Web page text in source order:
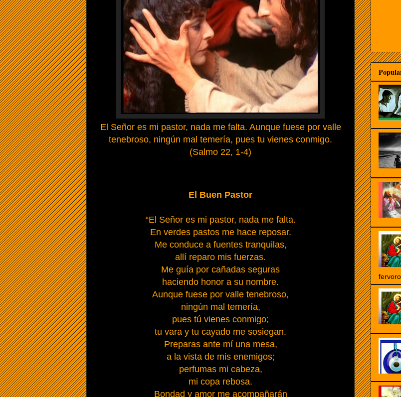
El Señor es mi pastor, nada me falta. Aunque fuese por valle
tenebroso, ningún mal temería, pues tu vienes conmigo.
(Salmo 22, 1-4)
El Buen Pastor
“El Señor es mi pastor, nada me falta.
En verdes pastos me hace reposar.
Me conduce a fuentes tranquilas,
allí reparo mis fuerzas.
Me guía por cañadas seguras
haciendo honor a su nombre.
Aunque fuese por valle tenebroso,
ningún mal temería,
pues tú vienes conmigo;
tu vara y tu cayado me sosiegan.
Preparas ante mí una mesa,
a la vista de mis enemigos;
perfumas mi cabeza,
mi copa rebosa.
Bondad y amor me acompañarán